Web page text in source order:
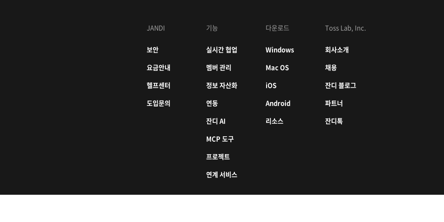
JANDI
보안
요금안내
헬프센터
도입문의
기능
실시간 협업
멤버 관리
정보 자산화
연동
잔디 AI
MCP 도구
프로젝트
연계 서비스
다운로드
Windows
Mac OS
iOS
Android
리소스
Toss Lab, Inc.
회사소개
채용
잔디 블로그
파트너
잔디톡